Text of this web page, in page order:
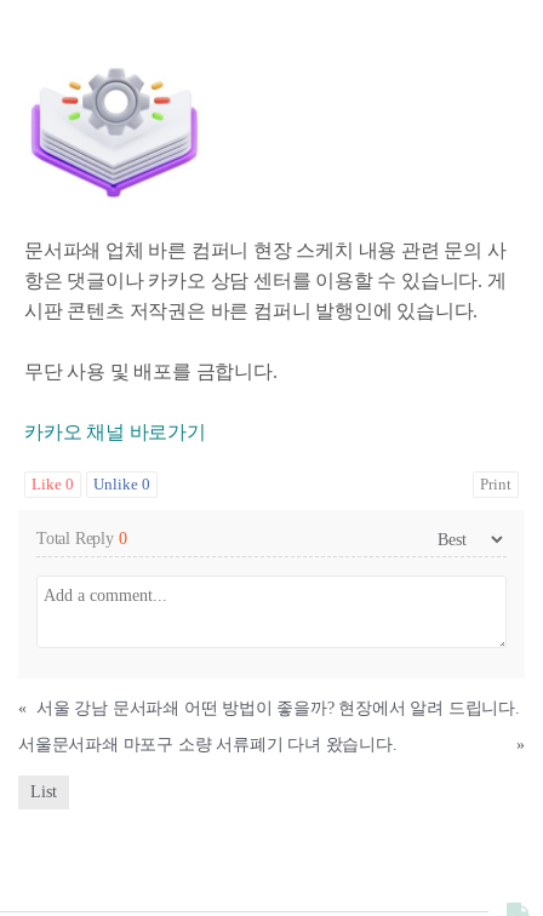
문서파쇄 업체 바른 컴퍼니 현장 스케치 내용 관련 문의 사
항은 댓글이나 카카오 상담 센터를 이용할 수 있습니다. 게
시판 콘텐츠 저작권은 바른 컴퍼니 발행인에 있습니다.
무단 사용 및 배포를 금합니다.
카카오 채널 바로가기
Like 0 Unlike 0 Print
Total Reply 0
« 서울 강남 문서파쇄 어떤 방법이 좋을까? 현장에서 알려 드립니다.
서울문서파쇄 마포구 소량 서류폐기 다녀 왔습니다.
»
List